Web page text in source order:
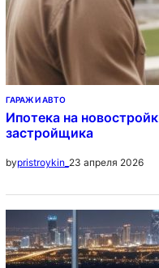
ГАРАЖ И АВТО
Ипотека на
застройщика
bypristroykin_ 23 апреля 2026